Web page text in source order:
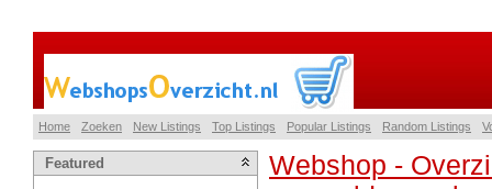
Home Zoeken New Listings Top Listings Popular Listings Random Listings
Featured
Webshop -